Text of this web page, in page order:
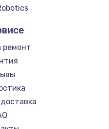
ремонт